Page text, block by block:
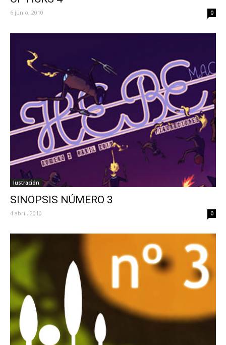
6 junio, 2010 0
Iustración
SINOPSIS NÚMERO 3
4 abril, 2010 0